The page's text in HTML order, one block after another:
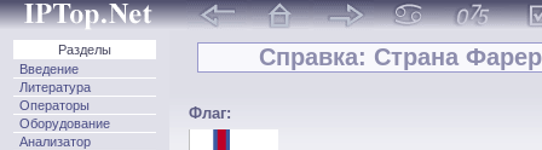
Разделы
Введение
Литература
Операторы
Оборудование
Анализатор
Справка: Страна
Флаг: